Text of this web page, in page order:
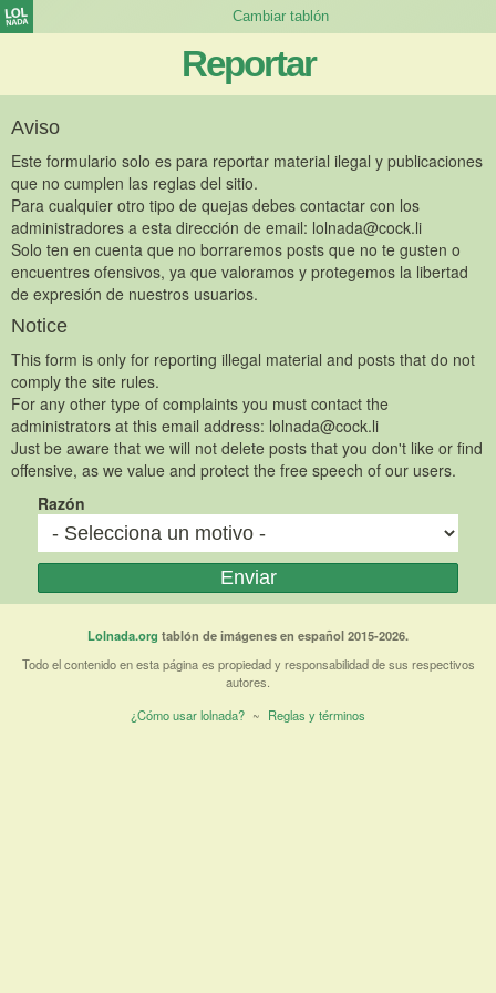
Reportar
Aviso
Este formulario solo es para reportar material ilegal y publicaciones
que no cumplen las reglas del sitio.
Para cualquier otro tipo de quejas debes contactar con los
administradores a esta dirección de email: lolnada@cock.li
Solo ten en cuenta que no borraremos posts que no te gusten o
encuentres ofensivos, ya que valoramos y protegemos la libertad
de expresión de nuestros usuarios.
Notice
This form is only for reporting illegal material and posts that do not
comply the site rules.
For any other type of complaints you must contact the
administrators at this email address: lolnada@cock.li
Just be aware that we will not delete posts that you don't like or find
offensive, as we value and protect the free speech of our users.
Razón
Lolnada.org tablón de imágenes en español 2015-2026.
Todo el contenido en esta página es propiedad y responsabilidad de sus respectivos
autores.
¿Cómo usar lolnada? ~ Reglas y términos